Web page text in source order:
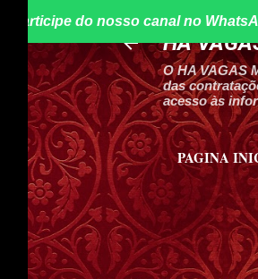
HA
O HA VAGAS
das
acesso às
📢 Participe do nosso canal no
PAGINA